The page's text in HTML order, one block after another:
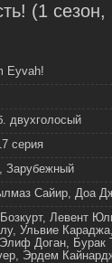
(1 сезон,
Eyvah!
двухголосый
серия
Зарубежный
Сайир, Доа
Левент
Ульвие
Доган, Бурак
Эрдем